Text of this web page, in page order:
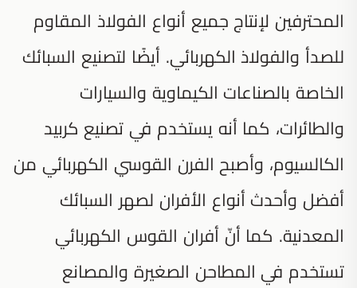
المحترفين لإنتاج جميع أنواع الفولاذ المقاوم
للصدأ والفولاذ الكهربائي. أيضًا لتصنيع السبائك
الخاصة بالصناعات الكيماوية والسيارات
والطائرات، كما أنه يستخدم في تصنيع كربيد
الكالسيوم، وأصبح الفرن القوسي الكهربائي من
أفضل وأحدث أنواع الأفران لصهر السبائك
المعدنية. كما أنّ أفران القوس الكهربائي
تستخدم في المطاحن الصغيرة والمصانع